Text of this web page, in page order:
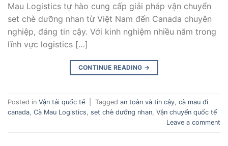
Mau Logistics tự hào cung cấp giải pháp vận chuyển
set chè dưỡng nhan từ Việt Nam đến Canada chuyên
nghiệp, đáng tin cậy. Với kinh nghiệm nhiều năm trong
lĩnh vực logistics […]
CONTINUE READING →
Posted in Vận tải quốc tế Tagged an toàn và tin cậy cà mau đi
canada Cà Mau Logistics set chè dưỡng nhan Vận chuyển quốc tế
Leave a comment